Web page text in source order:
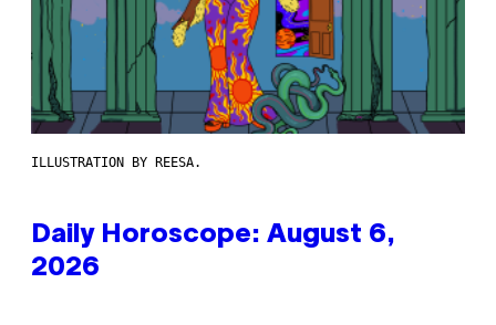
ILLUSTRATION BY REESA.
Daily Horoscope: August 6,
2026